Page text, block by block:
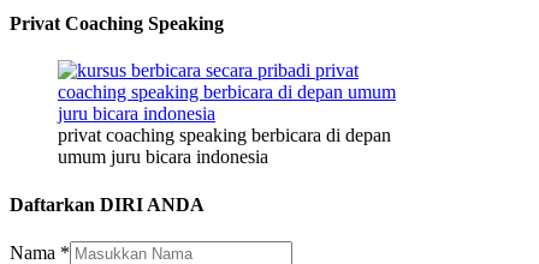
Privat Coaching Speaking
privat coaching speaking berbicara di depan
umum juru bicara indonesia
Daftarkan DIRI ANDA
Nama *